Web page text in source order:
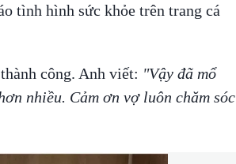
tình hình sức khỏe trên trang cá
công. Anh viết: "Vậy đã mổ
nhiều. Cảm ơn vợ luôn chăm sóc